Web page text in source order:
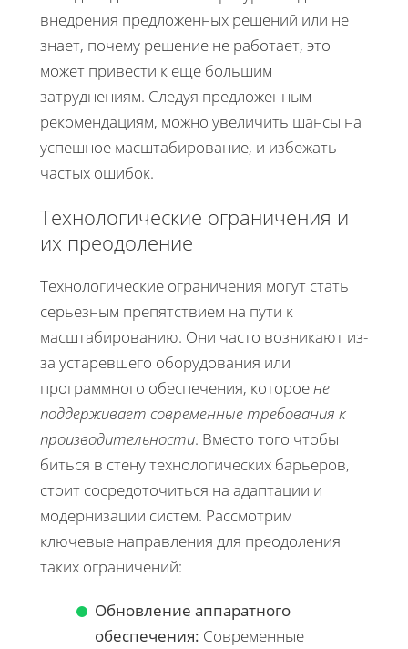
внедрения предложенных решений или не
знает, почему решение не работает, это
может привести к еще большим
затруднениям. Следуя предложенным
рекомендациям, можно увеличить шансы на
успешное масштабирование, и избежать
частых ошибок.
Технологические ограничения и
их преодоление
Технологические ограничения могут стать
серьезным препятствием на пути к
масштабированию. Они часто возникают из-
за устаревшего оборудования или
программного обеспечения, которое не
поддерживает современные требования к
производительности. Вместо того чтобы
биться в стену технологических барьеров,
стоит сосредоточиться на адаптации и
модернизации систем. Рассмотрим
ключевые направления для преодоления
таких ограничений:
Обновление аппаратного
обеспечения: Современные